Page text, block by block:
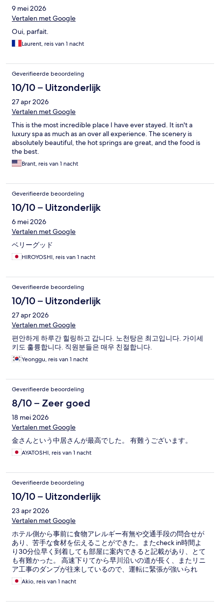
9 mei 2026
Vertalen met Google
Oui, parfait.
Laurent, reis van 1 nacht
Geverifieerde beoordeling
10/10 – Uitzonderlijk
27 apr 2026
Vertalen met Google
This is the most incredible place I have ever stayed. It isn't a
luxury spa as much as an over all experience. The scenery is
absolutely beautiful, the hot springs are great, and the food is
the best.
Brant, reis van 1 nacht
Geverifieerde beoordeling
10/10 – Uitzonderlijk
6 mei 2026
Vertalen met Google
ベリーグッド
HIROYOSHI, reis van 1 nacht
Geverifieerde beoordeling
10/10 – Uitzonderlijk
27 apr 2026
Vertalen met Google
편안하게 하루간 힐링하고 갑니다. 노천탕은 최고입니다. 가이세
키도 훌륭합니다. 직원분들은 매우 친절합니다.
Yeonggu, reis van 1 nacht
Geverifieerde beoordeling
8/10 – Zeer goed
18 mei 2026
Vertalen met Google
金さんという中居さんが最高でした。 有難うございます。
AYATOSHI, reis van 1 nacht
Geverifieerde beoordeling
10/10 – Uitzonderlijk
23 apr 2026
Vertalen met Google
ホテル側から事前に食物アレルギー有無や交通手段の問合せが
あり、苦手な食材を伝えることができた。またcheck in時間よ
り30分位早く到着しても部屋に案内できると記載があり、とて
も有難かった。 高速下りてから早川沿いの道が長く、またリニ
ア工事のダンプが往来しているので、運転に緊張が強いられ
た。Akio, reis van 1 nacht